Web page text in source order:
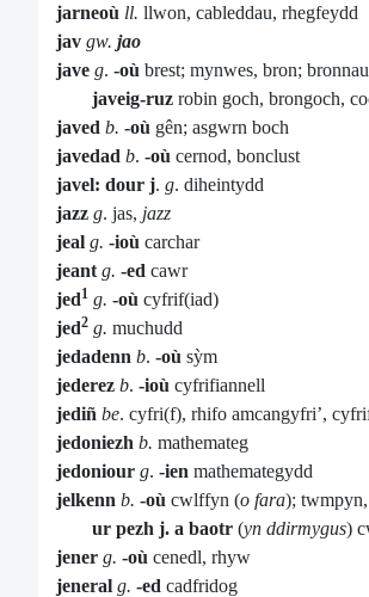
jarneoù ll. llwon, cableddau, rhegfeydd
jav gw. jao
jave g. -où brest; mynwes, bron; bronnau
javeig-ruz robin goch, brongoch,
javed b. -où gên; asgwrn boch
javedad b. -où cernod, bonclust
javel: dour j. g. diheintydd
jazz g. jas, jazz
jeal g. -ioù carchar
jeant g. -ed cawr
jed1 g. -où cyfrif(iad)
jed2 g. muchudd
jedadenn b. -où sỳm
jederez b. -ioù cyfrifiannell
jediñ be. cyfri(f), rhifo amcangyfri’,
jedoniezh b. mathemateg
jedoniour g. -ien mathemategydd
jelkenn b. -où cwlffyn (o fara);
ur pezh j. a baotr (yn ddirmygus)
jener g. -où cenedl, rhyw
jeneral g. -ed cadfridog